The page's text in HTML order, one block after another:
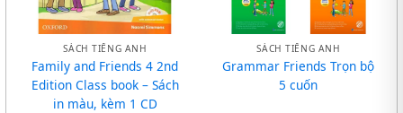
SÁCH TIẾNG ANH
Family and Friends 4 2nd
Edition Class book – Sách
in màu, kèm 1 CD
SÁCH TIẾNG ANH
Grammar Friends Trọn bộ
5 cuốn